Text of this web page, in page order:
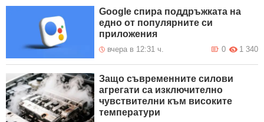
Google спира поддръжката на
едно от популярните си
приложения
вчера в 12:31 ч. 1 340
0
Защо съвременните силови
агрегати са изключително
чувствителни към високите
температури